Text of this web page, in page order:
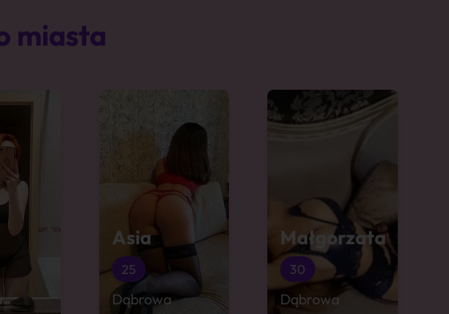
miasta
Asia
25
Dąbrowa
Małgorzata
30
Dąbrowa